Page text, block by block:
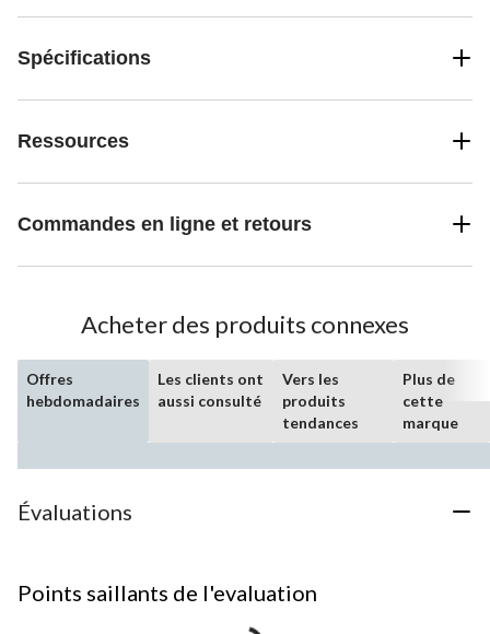
Spécifications
Ressources
Commandes en ligne et retours
Acheter des produits connexes
Offres
hebdomadaires
Les clients ont
aussi consulté
Vers les
produits
tendances
Plus de
cette
marque
Évaluations
Points saillants de l'evaluation